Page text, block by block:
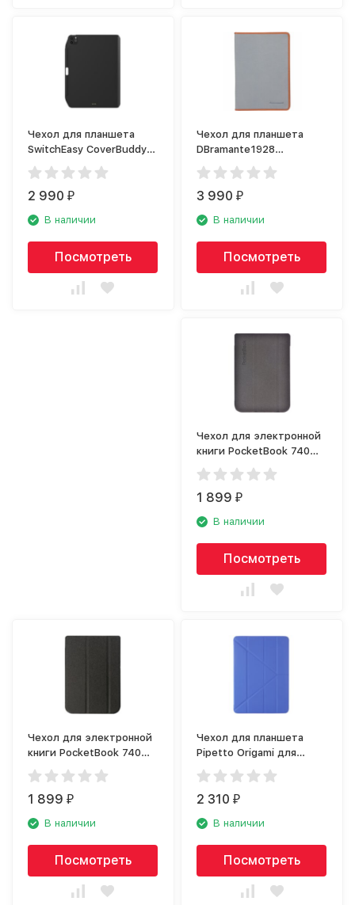
Чехол для планшета
SwitchEasy CoverBuddy
для Apple iPad Pro 11
(2020) чёрный
2 990₽
В наличии
Посмотреть
Чехол для планшета
DBramante1928
Copenhagen для Apple
iPad 10.5, серый
3 990₽
В наличии
Посмотреть
Чехол для электронной
книги PocketBook 740
(PBC-740-DGST-RU)
серый
1 899₽
В наличии
Посмотреть
Чехол для электронной
книги PocketBook 740
(PBC-740-BKST-RU)
чёрный
1 899₽
В наличии
Посмотреть
Чехол для планшета
Pipetto Origami для
Apple iPad Pro 11 (2018),
королевский синий
2 310₽
В наличии
Посмотреть